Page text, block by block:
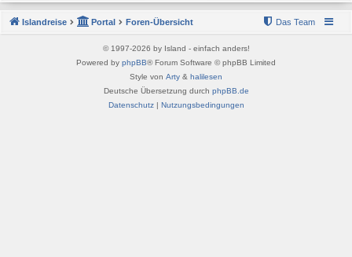
Islandreise Portal Foren-Übersicht Das Team
© 1997-2026 by Island - einfach anders!
Powered by phpBB® Forum Software © phpBB Limited
Style von Arty & halilesen
Deutsche Übersetzung durch phpBB.de
Datenschutz| Nutzungsbedingungen